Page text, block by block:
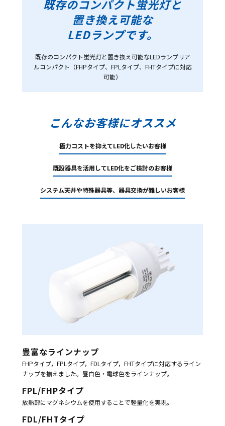
既存のコンパクト蛍光灯と
置き換え可能な
LEDランプです。
既存のコンパクト蛍光灯と置き換え可能なLEDランプリア
ルコンパクト （FHPタイプ、FPLタイプ、FHTタイプに対応
可能）
こんなお客様にオススメ
極力コストを抑えてLED化したいお客様
既設器具を活用してLED化をご検討のお客様
システム天井や特殊器具等、 器具交換が難しいお客様
豊富なラインナップ
FHPタイプ，FPLタイプ，FDLタイプ，FHTタイプに対応するライン
ナップを揃えました。 昼白色・電球色をラインナップ。
FPL/FHPタイプ
放熱部にマグネシウムを使用することで軽量化を実現。
FDL/FHTタイプ